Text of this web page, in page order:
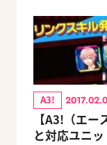
A3!
【A3!（エ
と対応ユニッ